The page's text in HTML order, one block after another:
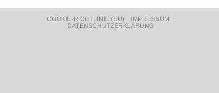
COOKIE-RICHTLINIE (EU)
IMPRESSUM
DATENSCHUTZERKLÄRUNG